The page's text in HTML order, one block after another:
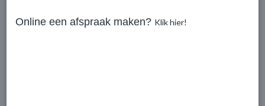
14 x 14 cm
Online een afspraak maken? Klik hier!